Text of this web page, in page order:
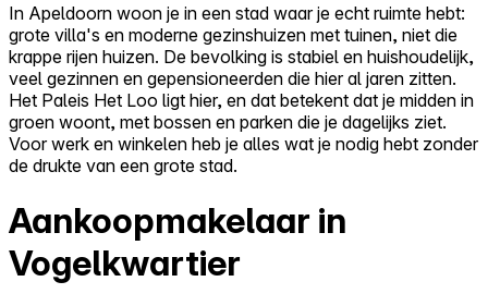
In Apeldoorn woon je in een stad waar je echt ruimte hebt:
grote villa's en moderne gezinshuizen met tuinen, niet die
krappe rijen huizen. De bevolking is stabiel en huishoudelijk,
veel gezinnen en gepensioneerden die hier al jaren zitten.
Het Paleis Het Loo ligt hier, en dat betekent dat je midden in
groen woont, met bossen en parken die je dagelijks ziet.
Voor werk en winkelen heb je alles wat je nodig hebt zonder
de drukte van een grote stad.
Aankoopmakelaar in
Vogelkwartier